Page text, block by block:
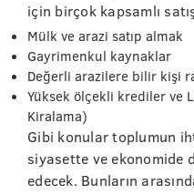
için birçok kapsamlı
Mülk ve arazi satıp almak
Gayrimenkul kaynaklar
Değerli arazilere bilir kişi
Yüksek ölçekli krediler ve
Kiralama)
Gibi konular toplumun
siyasette ve ekonomide
edecek. Bunların